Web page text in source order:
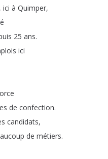
, ici à Quimper,
25 ans.
ici
de confection.
candidats,
de métiers.